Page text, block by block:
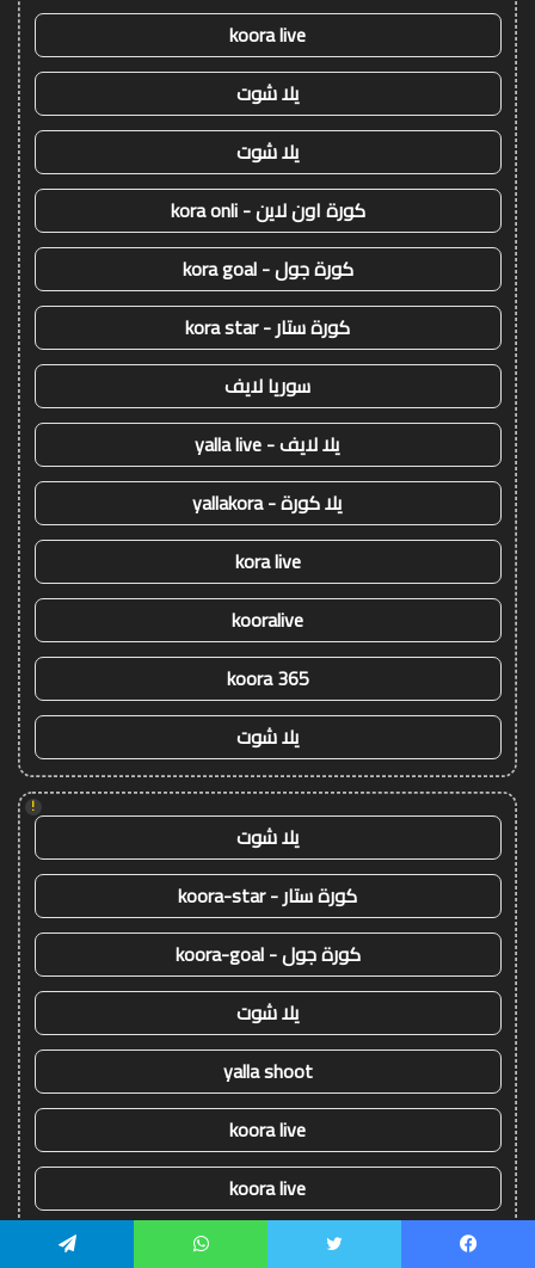
koora live
يلا شوت
يلا شوت
كورة اون لاين - kora onli
كورة جول - kora goal
كورة ستار - kora star
سوريا لايف
يلا لايف - yalla live
يلا كورة - yallakora
kora live
kooralive
koora 365
يلا شوت
!
يلا شوت
كورة ستار - koora-star
كورة جول - koora-goal
يلا شوت
yalla shoot
koora live
koora live